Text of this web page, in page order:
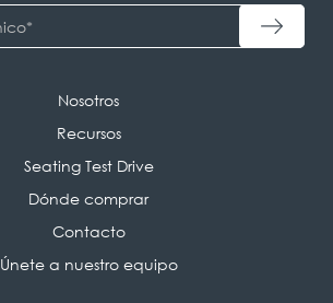
Nosotros
Recursos
Seating Test Drive
Dónde comprar
Contacto
Únete a nuestro equipo